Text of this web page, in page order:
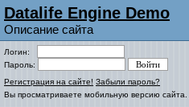
Datalife Engine Demo
Описание сайта
Логин:
Пароль:
Регистрация на сайте! Забыли пароль?
Вы просматриваете мобильную версию сайта.